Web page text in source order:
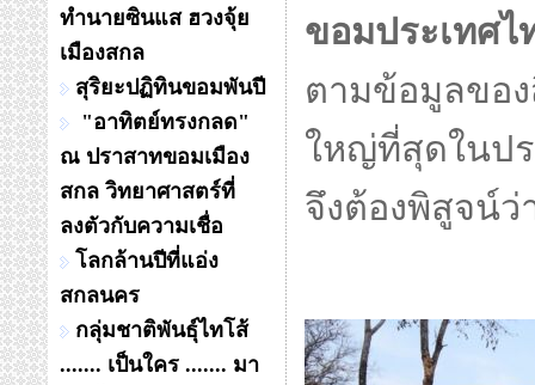
ทำนายซินแส ฮวงจุ้ย
เมืองสกล
สุริยะปฏิทินขอมพันปี
"อาทิตย์ทรงกลด"
ณ ปราสาทขอมเมือง
สกล วิทยาศาสตร์ที่
ลงตัวกับความเชื่อ
โลกล้านปีที่แอ่ง
สกลนคร
กลุ่มชาติพันธุ์ไทโส้
....... เป็นใคร ....... มา
ขอมประเทศ
ตามข้อมูลของ
ใหญ่ที่สุดในป
จึงต้องพิสูจน์ว่